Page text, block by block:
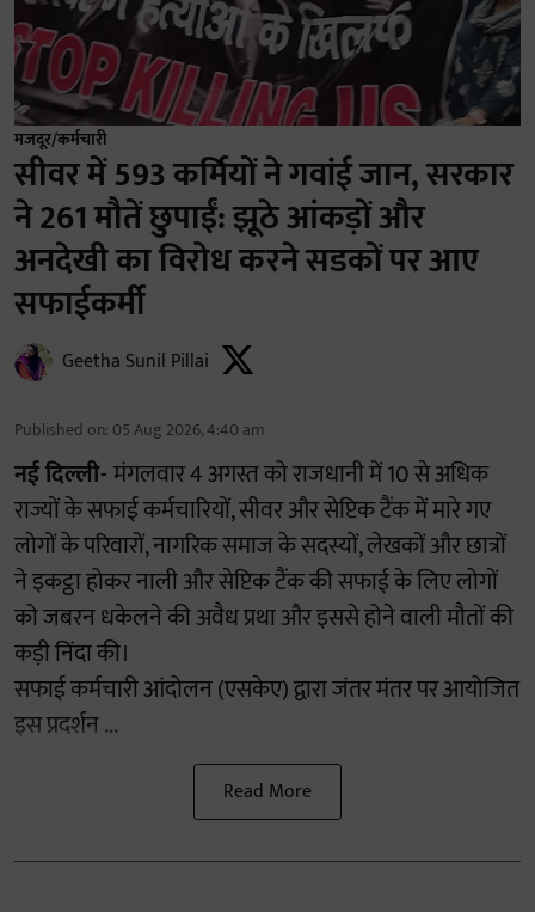
मजदूर/कर्मचारी
सीवर में 593 कर्मियों ने गवांई जान, सरकार
ने 261 मौतें छुपाईं: झूठे आंकड़ों और
अनदेखी का विरोध करने सडकों पर आए
सफाईकर्मी
Geetha Sunil Pillai
Published on: 05 Aug 2026, 4:40 am
नई दिल्ली-मंगलवार 4 अगस्त को राजधानी में 10 से अधिक
राज्यों के सफाई कर्मचारियों, सीवर और सेप्टिक टैंक में मारे गए
लोगों के परिवारों, नागरिक समाज के सदस्यों, लेखकों और छात्रों
ने इकट्ठा होकर नाली और सेप्टिक टैंक की सफाई के लिए लोगों
को जबरन धकेलने की अवैध प्रथा और इससे होने वाली मौतों की
कड़ी निंदा की।
सफाई कर्मचारी आंदोलन (एसकेए) द्वारा जंतर मंतर पर आयोजित
इस प्रदर्शन ...
Read More